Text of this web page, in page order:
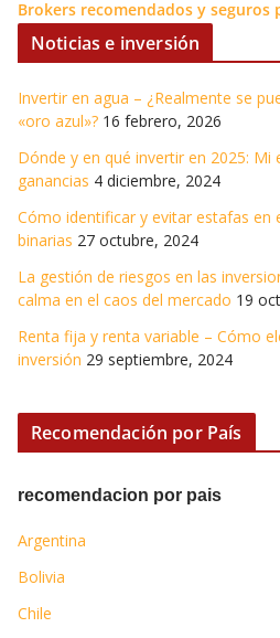
Brokers recomendados y
Noticias e inversión
Invertir en agua – ¿Realmente se
«oro azul»? 16 febrero, 2026
Dónde y en qué invertir en 2025: Mi
ganancias 4 diciembre, 2024
Cómo identificar y evitar estafas en
binarias 27 octubre, 2024
La gestión de riesgos en las
calma en el caos del mercado 19
Renta fija y renta variable – Cómo
inversión 29 septiembre, 2024
Recomendación por País
recomendacion por pais
Argentina
Bolivia
Chile